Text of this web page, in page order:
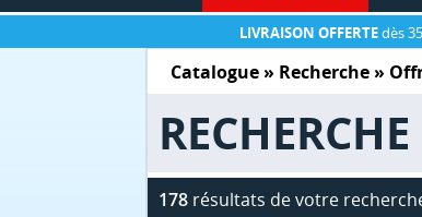
LIVRAISON OFFERTEdès
Catalogue» Recherche »
RECHERCHE
178résultats de votre